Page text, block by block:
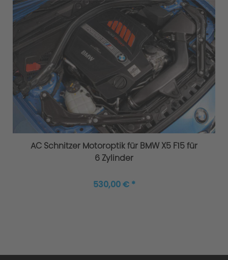
AC Schnitzer Motoroptik für BMW X5 F15 für
6 Zylinder
530,00 € *